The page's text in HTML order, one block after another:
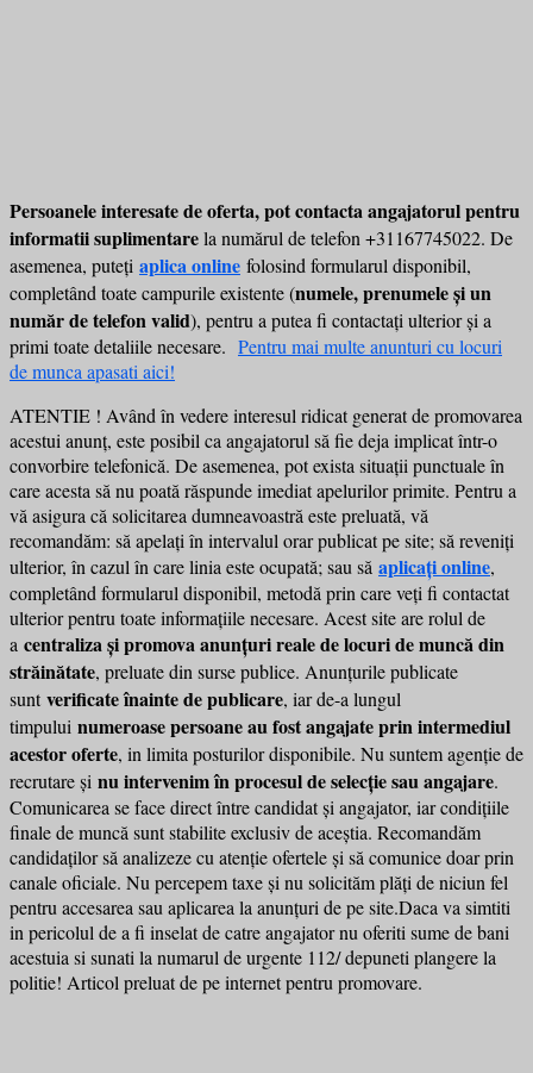
Persoanele interesate de oferta, pot contacta angajatorul pentru
informatii suplimentarela numărul de telefon +31167745022. De
asemenea, puteți aplicaonline folosind formularul disponibil,
completând toate campurile existente (numele, prenumele și un
număr de telefon valid), pentru a putea fi contactați ulterior și a
primi toate detaliile necesare. Pentru mai multe anunturi cu locuri
de munca apasati aici!
ATENTIE ! Având în vedere interesul ridicat generat de promovarea
acestui anunț, este posibil ca angajatorul să fie deja implicat într-o
convorbire telefonică. De asemenea, pot exista situații punctuale în
care acesta să nu poată răspunde imediat apelurilor primite. Pentru a
vă asigura că solicitarea dumneavoastră este preluată, vă
recomandăm: să apelați în intervalul orar publicat pe site; să reveniți
ulterior, în cazul în care linia este ocupată; sau să aplicați online,
completând formularul disponibil, metodă prin care veți fi contactat
ulterior pentru toate informațiile necesare. Acest site are rolul de
a centraliza și promova anunțuri reale de locuri de muncă din
străinătate, preluate din surse publice. Anunțurile publicate
suntverificate înainte de publicare, iar de-a lungul
timpului numeroase persoane au fost angajate prin intermediul
acestor oferte, in limita posturilor disponibile. Nu suntem agenție de
recrutare și nu intervenim în procesul de selecție sau angajare.
Comunicarea se face direct între candidat și angajator, iar condițiile
finale de muncă sunt stabilite exclusiv de aceștia. Recomandăm
candidaților să analizeze cu atenție ofertele și să comunice doar prin
canale oficiale. Nu percepem taxe și nu solicităm plăți de niciun fel
pentru accesarea sau aplicarea la anunțuri de pe site.Daca va simtiti
in pericolul de a fi inselat de catre angajator nu oferiti sume de bani
acestuia si sunati la numarul de urgente 112/ depuneti plangere la
politie! Articol preluat de pe internet pentru promovare.